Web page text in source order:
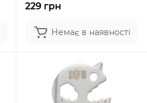
229 грн
Немає в наявності